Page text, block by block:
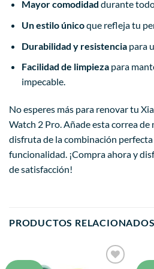
Mayor comodidad durante
Un estilo únicoque refleja tu
Durabilidad y resistenciapara
Facilidad de limpiezapara
impecable.
No esperes más para renovar tu
Watch 2 Pro. Añade esta correa
disfruta de la combinación
funcionalidad. ¡Compra ahora y
de satisfacción!
PRODUCTOS RELACIONADOS